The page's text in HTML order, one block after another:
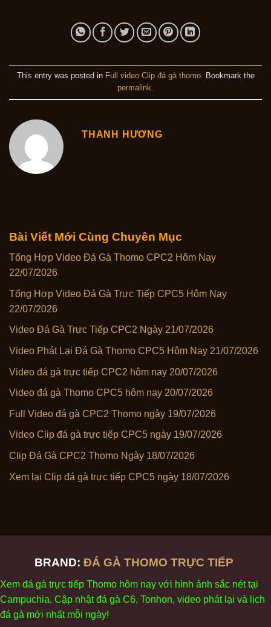
Bài Viết Mới Cùng Chuyên Mục
Tổng Hợp Video Đá Gà Thomo CPC2 Hôm Nay
22/07/2026
Tổng Hợp Video Đá Gà Trực Tiếp CPC5 Hôm Nay
22/07/2026
Video Đá Gà Trực Tiếp CPC2 Ngày 21/07/2026
Video Phát Lại Đá Gà Thomo CPC5 Hôm Nay 21/07/2026
Video đá gà trực tiếp CPC2 hôm nay 20/07/2026
Video đá gà Thomo CPC5 hôm nay 20/07/2026
Full Video đá gà CPC2 Thomo ngày 19/07/2026
Video Clip đá gà trực tiếp CPC5 ngày 19/07/2026
Clip Đá Gà CPC2 Thomo Ngày 18/07/2026
Xem lại Clip đá gà trực tiếp CPC5 ngày 18/07/2026
This entry was posted in Full video Clip đá gà thomo. Bookmark the
permalink
THANH HƯƠNG
BRAND: ĐÁ GÀ THOMO TRỰC TIẾP
Xem đá gà trực tiếp Thomo hôm nay với hình ảnh sắc néttại
Campuchia. Cập nhậtđá gà C6, Tonhon, video phátl ại và ịch
đá gà mới nhất mỗi ngày!